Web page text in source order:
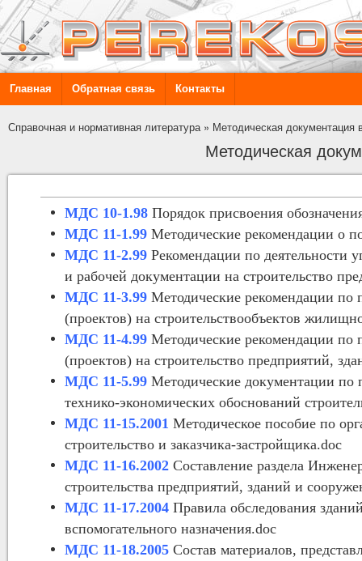
Главная Обратная связь Контакты
Справочная и нормативная литература» Методическая документация
Методическая
МДС 10-1.98 Порядок присвоения
МДС 11-1.99 Методические рекомендации о
МДС 11-2.99 Рекомендации по деятельности
и рабочей документации на строительство
МДС 11-3.99 Методические рекомендации по
(проектов) на строительствообъектов
МДС 11-4.99 Методические рекомендации по
(проектов) на строительство предприятий,
МДС 11-5.99 Методические документации по
технико-экономических обоснований
МДС 11-15.2001 Методическое пособие по
строительство и заказчика-застройщика.doc
МДС 11-16.2002 Составление раздела
строительства предприятий, зданий и
МДС 11-17.2004 Правила обследования
вспомогательного назначения.doc
МДС 11-18.2005 Состав материалов,